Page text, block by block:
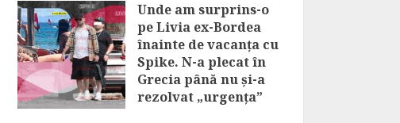
AUGUST 7, 2026
Unde am surprins-o
pe Livia ex-Bordea
înainte de vacanța cu
Spike. N-a plecat în
Grecia până nu și-a
rezolvat „urgența”